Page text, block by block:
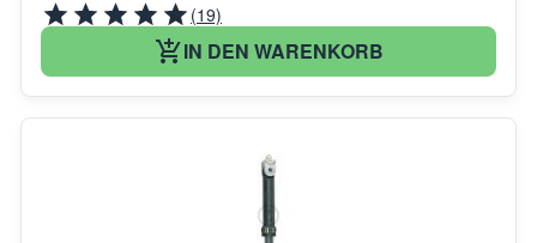
(19)
IN DEN WARENKORB